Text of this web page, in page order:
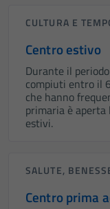
CULTURA E
Centro estivo
Durante il
compiuti entro il
che hanno
primaria è
estivi.
SALUTE,
Centro prima